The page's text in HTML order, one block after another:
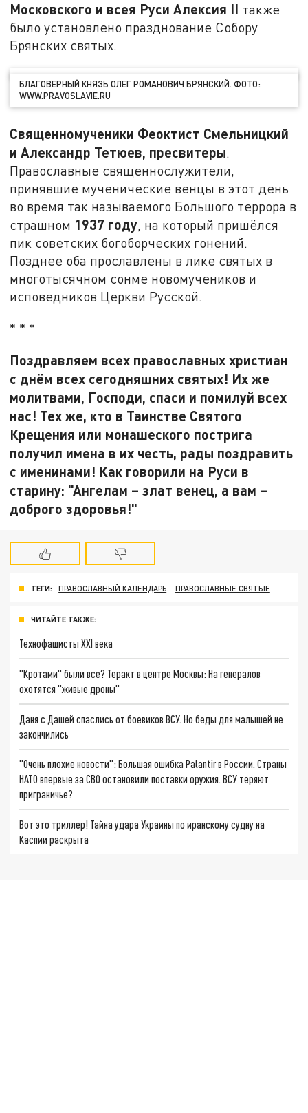
Московского и всея Руси Алексия II также
было установлено празднование Собору
Брянских святых.
БЛАГОВЕРНЫЙ КНЯЗЬ ОЛЕГ РОМАНОВИЧ БРЯНСКИЙ. ФОТО:
WWW.PRAVOSLAVIE.RU
Священномученики Феоктист Смельницкий
и Александр Тетюев, пресвитеры.
Православные священнослужители,
принявшие мученические венцы в этот день
во время так называемого Большого террора в
страшном 1937 году, на который пришёлся
пик советских богоборческих гонений.
Позднее оба прославлены в лике святых в
многотысячном сонме новомучеников и
исповедников Церкви Русской.
* * *
Поздравляем всех православных христиан
с днём всех сегодняшних святых! Их же
молитвами, Господи, спаси и помилуй всех
нас! Тех же, кто в Таинстве Святого
Крещения или монашеского пострига
получил имена в их честь, рады поздравить
с именинами! Как говорили на Руси в
старину: "Ангелам – злат венец, а вам –
доброго здоровья!"
ТЕГИ: ПРАВОСЛАВНЫЙ КАЛЕНДАРЬ ПРАВОСЛАВНЫЕ СВЯТЫЕ
ЧИТАЙТЕ ТАКЖЕ:
Технофашисты XXI века
"Кротами" были все? Теракт в центре Москвы: На генералов
охотятся "живые дроны"
Даня с Дашей спаслись от боевиков ВСУ. Но беды для малышей не
закончились
"Очень плохие новости": Большая ошибка Palantir в России. Страны
НАТО впервые за СВО остановили поставки оружия. ВСУ теряют
приграничье?
Вот это триллер! Тайна удара Украины по иранскому судну на
Каспии раскрыта